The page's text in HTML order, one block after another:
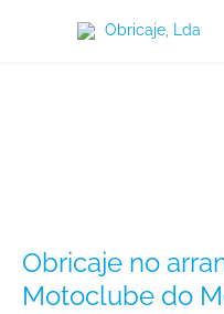
Obricaje no
Motoclube do